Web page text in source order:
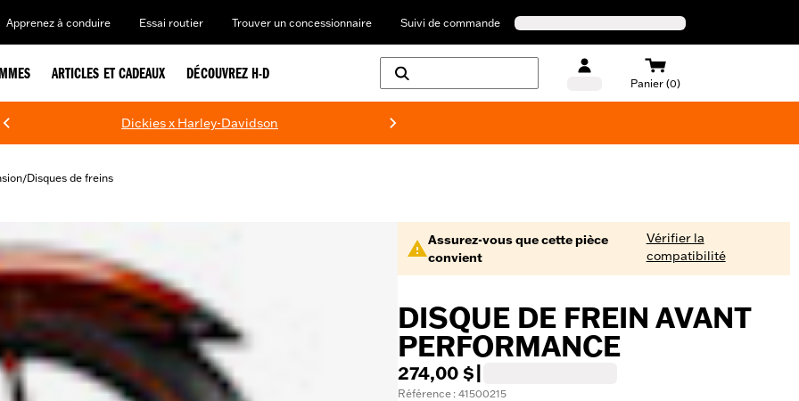
Apprenez à conduire Essai routier Trouver un concessionnaire Suivi de commande
ARTICLES ET CADEAUX DÉCOUVREZ H-D
Panier (0)
Dickies x Harley-Davidson
/Disques de freins
Assurez-vous que cette pièce
convient
Vérifier la
compatibilité
DISQUE DE FREIN AVANT
PERFORMANCE
274,00 $
Référence : 41500215